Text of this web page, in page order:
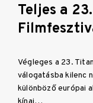
Teljes a
Végleges a 23.
válogatásba kilenc
különböző európai